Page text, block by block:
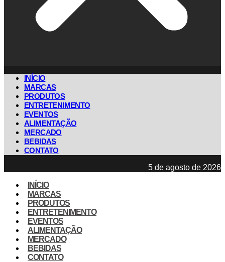
INÍCIO
MARCAS
PRODUTOS
ENTRETENIMENTO
EVENTOS
ALIMENTAÇÃO
MERCADO
BEBIDAS
CONTATO
5 de agosto de 2026
INÍCIO
MARCAS
PRODUTOS
ENTRETENIMENTO
EVENTOS
ALIMENTAÇÃO
MERCADO
BEBIDAS
CONTATO